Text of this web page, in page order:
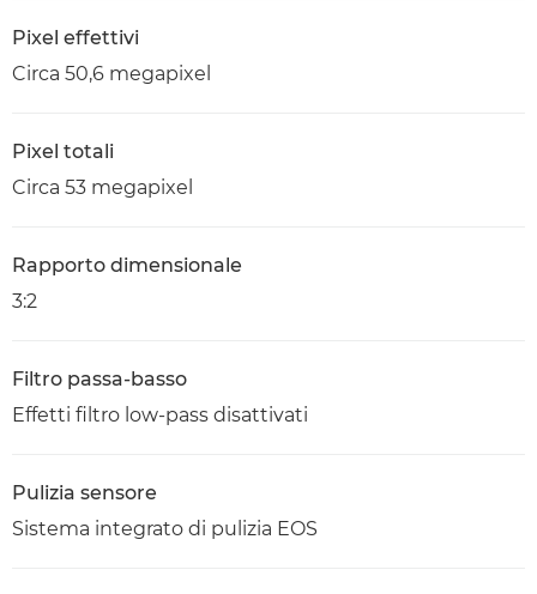
Pixel effettivi
Circa 50,6 megapixel
Pixel totali
Circa 53 megapixel
Rapporto dimensionale
3:2
Filtro passa-basso
Effetti filtro low-pass disattivati
Pulizia sensore
Sistema integrato di pulizia EOS